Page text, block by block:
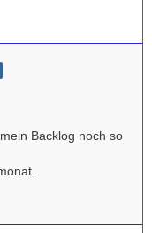
Backlog noch so